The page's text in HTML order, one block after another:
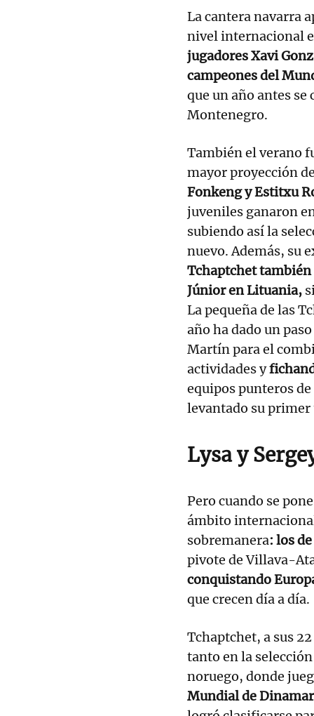
La cantera navarra
nivel internacional
jugadores Xavi
campeones del
que un año antes
Montenegro.
También el verano
mayor proyección
Fonkeng y Estitxu
juveniles ganaron
subiendo así la
nuevo. Además, su
Tchaptchet también
Júnior en Lituania,
La pequeña de las
año ha dado un
Martín para el
actividades y
equipos punteros
levantado su
Lysa y
Pero cuando se
ámbito
sobremanera: los
pivote de Villava-
conquistando
que crecen día a día.
Tchaptchet, a sus
tanto en la
noruego, donde
Mundial de